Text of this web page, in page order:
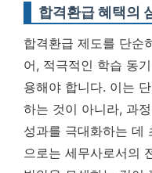
합격환급 혜택의
합격환급 제도를 단순
어, 적극적인 학습 동
용해야 합니다. 이는
하는 것이 아니라, 과
성과를 극대화하는 데
으로는 세무사로서의